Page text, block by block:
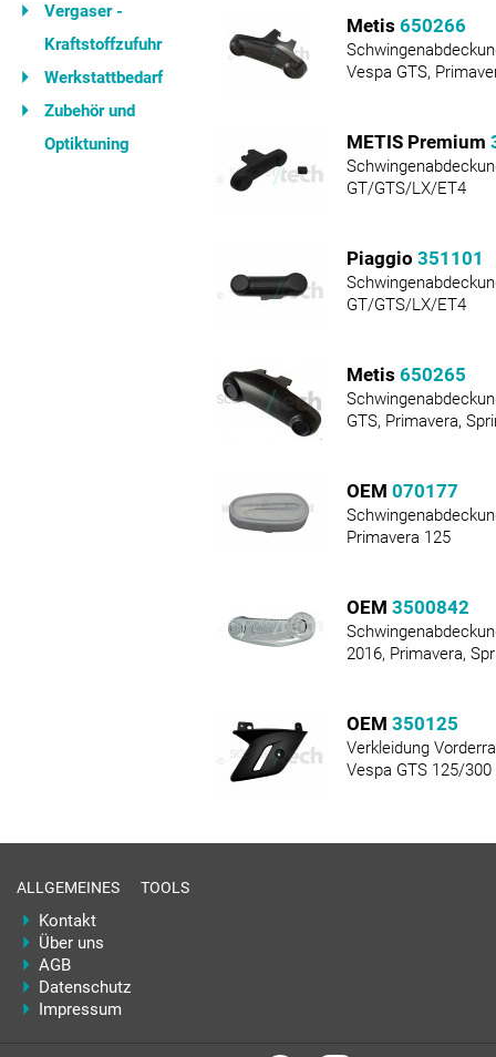
Vergaser -
Kraftstoffzufuhr
Werkstattbedarf
Zubehör und
Optiktuning
Metis 650266
Vespa GTS,
METIS Premium
GT/GTS/LX/ET4
Piaggio 351101
GT/GTS/LX/ET4
Metis 650265
GTS, Primavera,
OEM 070177
Primavera 125
OEM 3500842
2016, Primavera,
OEM 350125
Verkleidung
Vespa GTS 125/300
ALLGEMEINES
Kontakt
Über uns
AGB
Datenschutz
Impressum
TOOLS